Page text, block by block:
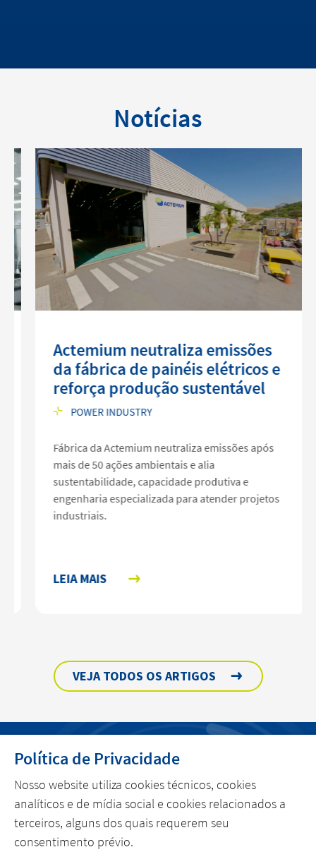
Notícias
POWER INDUSTRY
Actemium neutraliza emissões
da fábrica de painéis elétricos e
reforça produção sustentável
Fábrica da Actemium neutraliza emissões após
mais de 50 ações ambientais e alia
sustentabilidade, capacidade produtiva e
engenharia especializada para atender projetos
industriais.
LEIA MAIS
VEJA TODOS OS ARTIGOS
POLÍTICA DE PRIVACIDADE
Política de Privacidade
Nosso website utiliza cookies técnicos, cookies
analíticos e de mídia social e cookies relacionados a
terceiros, alguns dos quais requerem seu
consentimento prévio.